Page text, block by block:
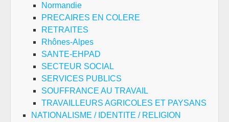
Normandie
PRECAIRES EN COLERE
RETRAITES
Rhônes-Alpes
SANTE-EHPAD
SECTEUR SOCIAL
SERVICES PUBLICS
SOUFFRANCE AU TRAVAIL
TRAVAILLEURS AGRICOLES ET PAYSANS
NATIONALISME / IDENTITE / RELIGION